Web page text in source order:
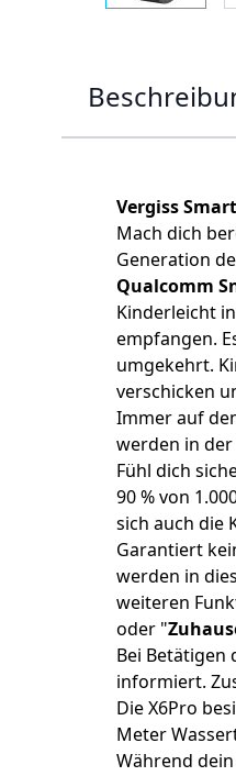
Vergiss
Mach dich
Generation
Qualcomm
Kinderleicht
empfangen.
umgekehrt.
verschicken
Immer auf
werden in
Fühl dich
90 % von
sich auch die
Garantiert
werden in
weiteren
oder "
Bei Betätigen
informiert.
Die X6Pro
Meter
Während